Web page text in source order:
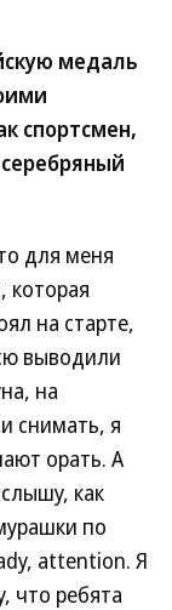
медаль
спортсмен,
для меня
которая
на старте,
выводили
на
снимать, я
орать. А
как
по
attention. Я
что ребята